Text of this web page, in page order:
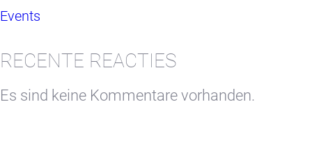
Events
RECENTE REACTIES
Es sind keine Kommentare vorhanden.